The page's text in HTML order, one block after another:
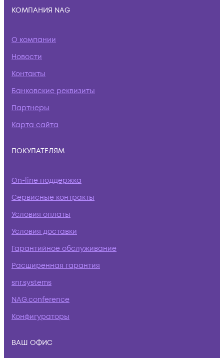
КОМПАНИЯ NAG
О компании
Новости
Контакты
Банковские реквизиты
Партнеры
Карта сайта
ПОКУПАТЕЛЯМ
On-line поддержка
Сервисные контракты
Условия оплаты
Условия доставки
Гарантийное обслуживание
Расширенная гарантия
snr.systems
NAG.conference
Конфигураторы
ВАШ ОФИС